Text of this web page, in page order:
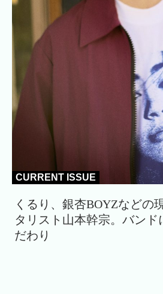
CURRENT ISSUE
くるり、銀杏BOYZなどの
タリスト山本幹宗。バンド
だわり